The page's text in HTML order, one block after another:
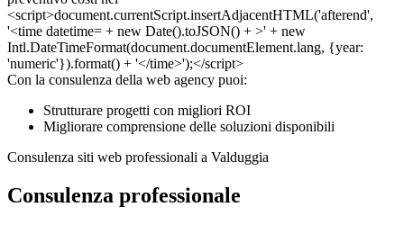
Con la consulenza della web agency puoi:
Strutturare progetti con migliori ROI
Migliorare comprensione delle soluzioni disponibili
Consulenza siti web professionali a Valduggia
Consulenza professionale